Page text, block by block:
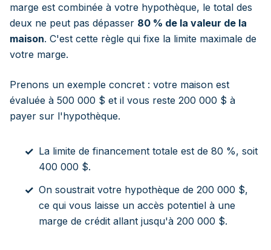
marge est combinée à votre hypothèque, le total des
deux ne peut pas dépasser 80 % de la valeur de la
maison. C'est cette règle qui fixe la limite maximale de
votre marge.
Prenons un exemple concret : votre maison est
évaluée à 500 000 $ et il vous reste 200 000 $ à
payer sur l'hypothèque.
La limite de financement totale est de 80 %, soit
400 000 $.
On soustrait votre hypothèque de 200 000 $,
ce qui vous laisse un accès potentiel à une
marge de crédit allant jusqu'à 200 000 $.